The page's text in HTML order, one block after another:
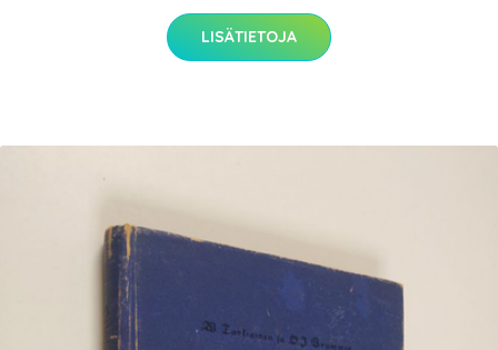
LISÄTIETOJA